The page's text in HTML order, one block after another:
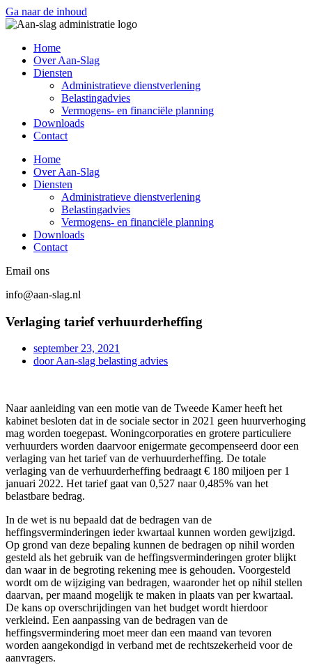
Ga naar de inhoud
Home
Over Aan-Slag
Diensten
Administratieve dienstverlening
Belastingadvies
Vermogens- en financiële planning
Downloads
Contact
Home
Over Aan-Slag
Diensten
Administratieve dienstverlening
Belastingadvies
Vermogens- en financiële planning
Downloads
Contact
Email ons
info@aan-slag.nl
Verlaging tarief verhuurderheffing
september 23, 2021
doorAan-slag belasting advies
Naar aanleiding van een motie van de Tweede Kamer heeft het
kabinet besloten dat in de sociale sector in 2021 geen huurverhoging
mag worden toegepast. Woningcorporaties en grotere particuliere
verhuurders worden daarvoor enigermate gecompenseerd door een
verlaging van het tarief van de verhuurderheffing. De totale
verlaging van de verhuurderheffing bedraagt € 180 miljoen per 1
januari 2022. Het tarief gaat van 0,527 naar 0,485% van het
belastbare bedrag.
In de wet is nu bepaald dat de bedragen van de
heffingsverminderingen ieder kwartaal kunnen worden gewijzigd.
Op grond van deze bepaling kunnen de bedragen op nihil worden
gesteld als het gebruik van de heffingsverminderingen groter blijkt
dan waar in de begroting rekening mee is gehouden. Voorgesteld
wordt om de wijziging van bedragen, waaronder het op nihil stellen
daarvan, per maand mogelijk te maken in plaats van per kwartaal.
De kans op overschrijdingen van het budget wordt hierdoor
verkleind. Een aanpassing van de bedragen van de
heffingsvermindering moet meer dan een maand van tevoren
worden aangekondigd in verband met de rechtszekerheid voor de
aanvragers.